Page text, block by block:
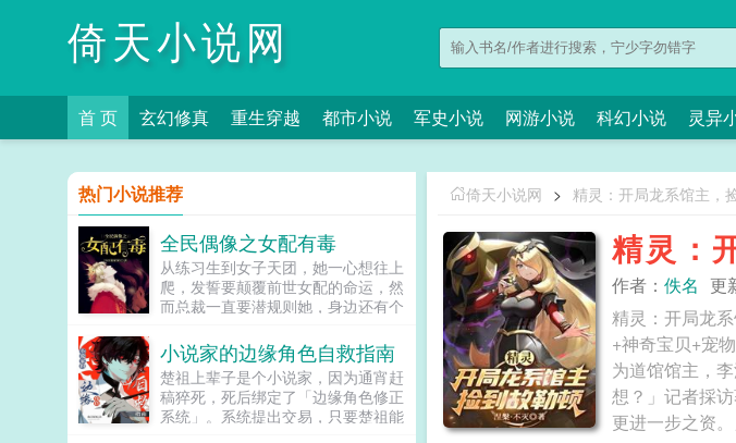
倚天小说网
首 页 玄幻修真 重生穿越 都市小说 军史小说 网游小说 科幻小说 灵异
倚天小说网 > 精灵：开局龙系馆主，
精灵：
作者： 佚名 更
精灵：开局龙
+神奇宝贝+宠
为道馆馆主，
想？」记者採
更进一步之资。」
热门小说推荐
全民偶像之女配有毒
从练习生到女子天团，她一心想往上
爬，发誓要颠覆前世女配的命运，然
而总裁一直要潜规则她，身边还有个
小说家的边缘角色自救指南
楚祖上辈子是个小说家，因为通宵赶
稿猝死，死后绑定了「边缘角色修正
系统」。系统提出交易，只要楚祖能